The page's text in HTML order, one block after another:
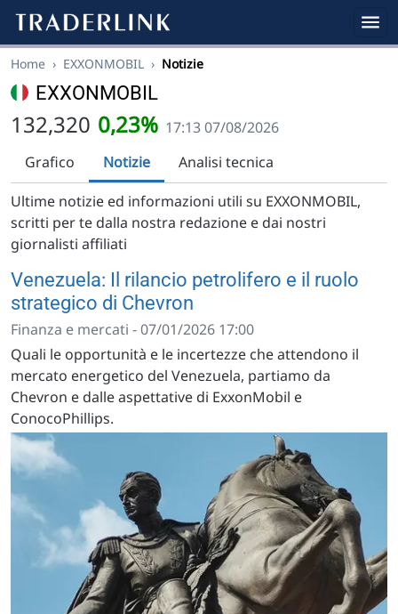
Home › EXXONMOBIL › Notizie
EXXONMOBIL
132,320 0,23% 17:13 07/08/2026
Grafico
Notizie
Analisi tecnica
Ultime notizie ed informazioni utili su EXXONMOBIL,
scritti per te dalla nostra redazione e dai nostri
giornalisti affiliati
Venezuela: Il rilancio petrolifero e il ruolo
strategico di Chevron
Finanza e mercati - 07/01/2026 17:00
Quali le opportunità e le incertezze che attendono il
mercato energetico del Venezuela, partiamo da
Chevron e dalle aspettative di ExxonMobil e
ConocoPhillips.